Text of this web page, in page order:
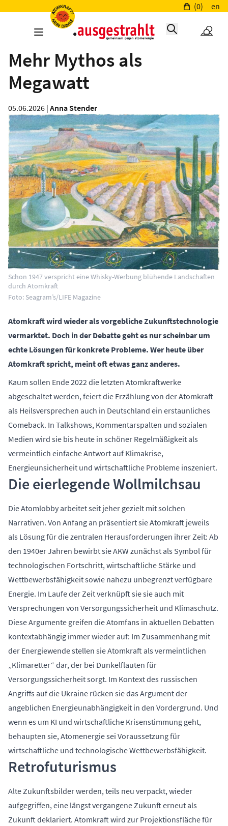
(0) en
Mehr Mythos als
Megawatt
05.06.2026 | Anna Stender
Schon 1947 verspricht eine Whisky-Werbung blühende Landschaften
durch Atomkraft
Foto: Seagram’s/LIFE Magazine
Atomkraft wird wieder als vorgebliche Zukunftstechnologie
vermarktet. Doch in der Debatte geht es nur scheinbar um
echte Lösungen für konkrete Probleme. Wer heute über
Atomkraft spricht, meint oft etwas ganz anderes.
Kaum sollen Ende 2022 die letzten Atomkraftwerke
abgeschaltet werden, feiert die Erzählung von der Atomkraft
als Heilsversprechen auch in Deutschland ein erstaunliches
Comeback. In Talkshows, Kommentarspalten und sozialen
Medien wird sie bis heute in schöner Regelmäßigkeit als
vermeintlich einfache Antwort auf Klimakrise,
Energieunsicherheit und wirtschaftliche Probleme inszeniert.
Die eierlegende Wollmilchsau
Die Atomlobby arbeitet seit jeher gezielt mit solchen
Narrativen. Von Anfang an präsentiert sie Atomkraft jeweils
als Lösung für die zentralen Herausforderungen ihrer Zeit: Ab
den 1940er Jahren bewirbt sie AKW zunächst als Symbol für
technologischen Fortschritt, wirtschaftliche Stärke und
Wettbewerbsfähigkeit sowie nahezu unbegrenzt verfügbare
Energie. Im Laufe der Zeit verknüpft sie sie auch mit
Versprechungen von Versorgungssicherheit und Klimaschutz.
Diese Argumente greifen die Atomfans in aktuellen Debatten
kontextabhängig immer wieder auf: Im Zusammenhang mit
der Energiewende stellen sie Atomkraft als vermeintlichen
„Klimaretter“ dar, der bei Dunkelflauten für
Versorgungssicherheit sorgt. Im Kontext des russischen
Angriffs auf die Ukraine rücken sie das Argument der
angeblichen Energieunabhängigkeit in den Vordergrund. Und
wenn es um KI und wirtschaftliche Krisenstimmung geht,
behaupten sie, Atomenergie sei Voraussetzung für
wirtschaftliche und technologische Wettbewerbsfähigkeit.
Retrofuturismus
Alte Zukunftsbilder werden, teils neu verpackt, wieder
aufgegriffen, eine längst vergangene Zukunft erneut als
Zukunft deklariert. Atomkraft wird zur Projektionsfläche für